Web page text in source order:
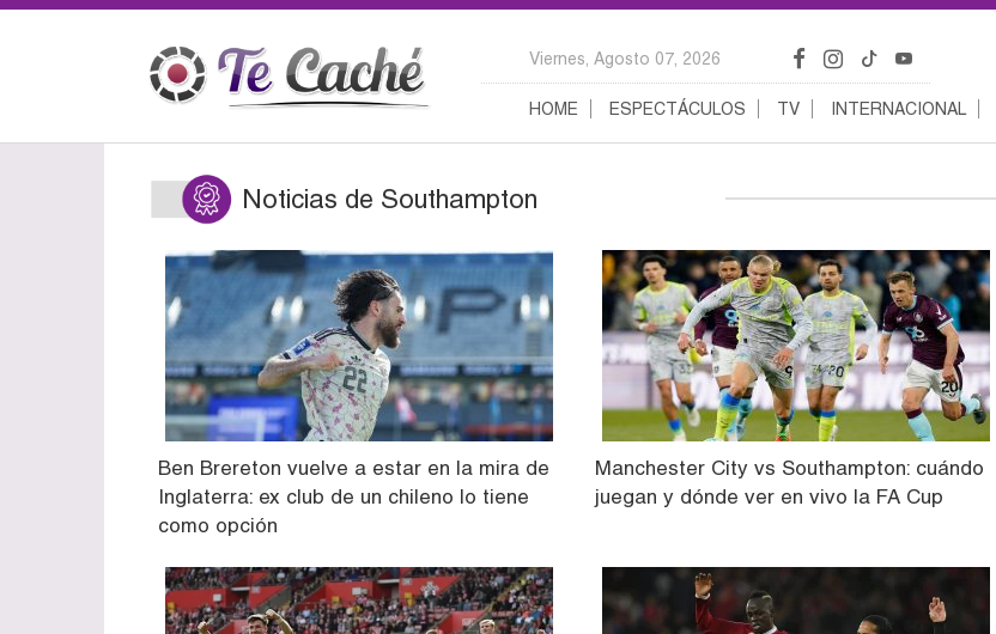
Viernes, Agosto 07, 2026
HOME ESPECTÁCULOS TV INTERNACIONAL
Noticias de Southampton
Ben Brereton vuelve a estar en la mira de
Inglaterra: ex club de un chileno lo tiene
como opción
Manchester City vs Southampton: cuándo
juegan y dónde ver en vivo la FA Cup